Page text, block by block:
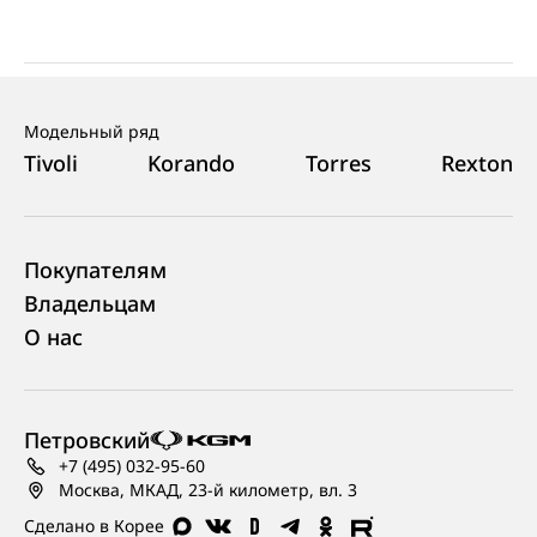
Сделано в Корее
Петровский
+7 (495) 032-95-60
Москва, МКАД, 23-й километр, вл. 3
Модельный ряд
Tivoli Korando Torres Rexton
Покупателям
Владельцам
О нас